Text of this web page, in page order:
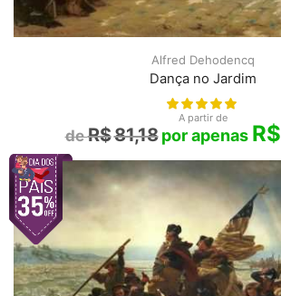
Alfred Dehodencq
Dança no Jardim
A partir de
R$81,18 R$